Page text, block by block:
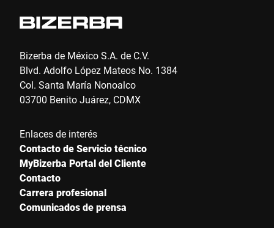
Bizerba de México S.A. de C.V.
Blvd. Adolfo López Mateos No. 1384
Col. Santa María Nonoalco
03700 Benito Juárez, CDMX
Enlaces de interés
Contacto de Servicio técnico
MyBizerba Portal del Cliente
Contacto
Carrera profesional
Comunicados de prensa